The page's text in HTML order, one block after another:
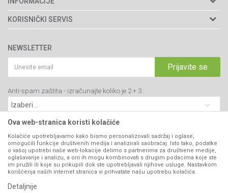
Adresa: Kraljevačkog bataljona 235/2
34000 Kragujevac, Srbija
webshop@agromarket.rs
PIB: 102135221
Matični broj: 07593252
O nama
Prodavnice
Brendovi
Katalozi
Blog
Najčešća pitanja
KORISNIČKI SERVIS
Politika privatnosti
Kako kupiti
Isporuka
Click & Collect
Načini plaćanja
Plaćanje karticama
Web kredit Raiffeisen banke
Pravo na odustajanje
Reklamacije
NEWSLETTER
Prijavite se
Anti-spam zaštita - izračunajte koliko je 2 + 3 :
VIBER I SMS NEWSLETTER
Prijavite se
PRATITE NAS
Ova web-stranica koristi kolačiće
Kolačiće upotrebljavamo kako bismo personalizovali sadržaj i oglase,
omogućili funkcije društvenih medija i analizirali saobraćaj. Isto tako, podatke
o vašoj upotrebi naše web-lokacije delimo s partnerima za društvene medije,
oglašavanje i analizu, a oni ih mogu kombinovati s drugim podacima koje ste
im pružili ili koje su prikupili dok ste upotrebljavali njihove usluge. Nastavkom
korišćenja naših internet stranica vi prihvatate našu upotrebu kolačića.
Detaljnije